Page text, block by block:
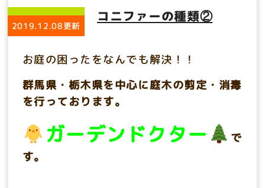
2019.12.08更新
コニファーの種類②
お庭の困ったをなんでも解決！！
群馬県・栃木県を中心に庭木の剪定・消毒
を行っております。
ガーデンドクター
で
す。